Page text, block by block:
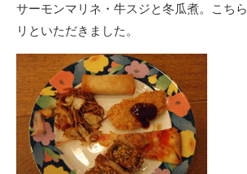
サーモンマリネ・牛スジと冬瓜煮。こち
リといただきました。